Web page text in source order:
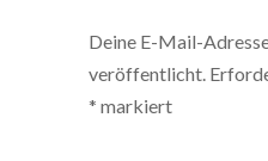
Deine E-Mail-
veröffentlicht.
* markiert